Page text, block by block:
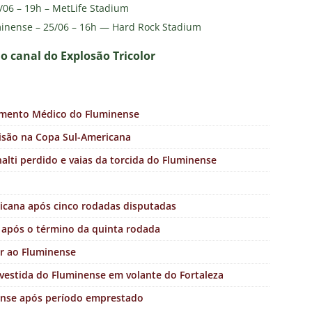
– 19h – MetLife Stadium
– 25/06 – 16h — Hard Rock Stadium
canal do Explosão Tricolor
Médico do Fluminense
na Copa Sul-Americana
perdido e vaias da torcida do Fluminense
após cinco rodadas disputadas
o término da quinta rodada
ao Fluminense
do Fluminense em volante do Fortaleza
após período emprestado